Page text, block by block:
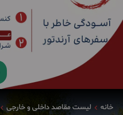
خانه لیست مقاصد داخلی و خارجی